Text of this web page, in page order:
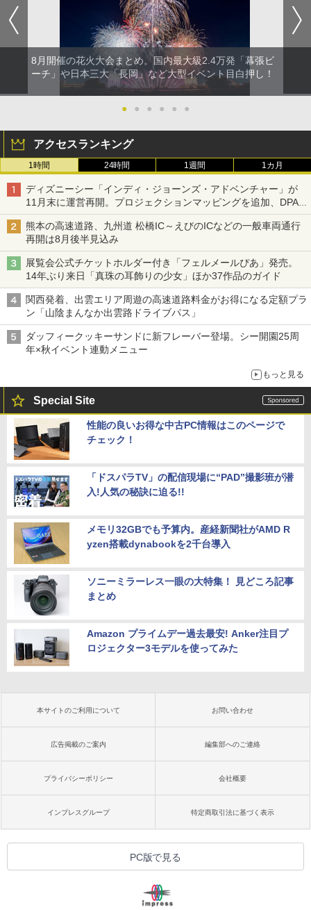
8月開催の花火大会まとめ。国内最大級2.4万発「幕張ビ
ーチ」や日本三大「長岡」など大型イベント目白押し！
● ● ● ● ● ●
アクセスランキング
1時間 24時間 1週間 1カ月
ディズニーシー「インディ・ジョーンズ・アドベンチャー」が
11月末に運営再開。プロジェクションマッピングを追加、DPA
は1500円
熊本の高速道路、九州道 松橋IC～えびのICなどの一般車両通行
再開は8月後半見込み
展覧会公式チケットホルダー付き「フェルメールぴあ」発売。
14年ぶり来日「真珠の耳飾りの少女」ほか37作品のガイド
関西発着、出雲エリア周遊の高速道路料金がお得になる定額プラ
ン「山陰まんなか出雲路ドライブパス」
ダッフィークッキーサンドに新フレーバー登場。シー開園25周
年×秋イベント連動メニュー
もっと見る
Special Site
性能の良いお得な中古PC情報はこのページで
チェック！
「ドスパラTV」の配信現場に“PAD”撮影班が潜
入!人気の秘訣に迫る!!
メモリ32GBでも予算内。産経新聞社がAMD R
yzen搭載dynabookを2千台導入
ソニーミラーレス一眼の大特集！ 見どころ記事
まとめ
Amazon プライムデー過去最安! Anker注目プ
ロジェクター3モデルを使ってみた
本サイトのご利用について お問い合わせ
広告掲載のご案内 編集部へのご連絡
プライバシーポリシー 会社概要
インプレスグループ 特定商取引法に基づく表示
PC版で見る